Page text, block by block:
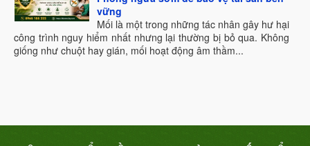
vững
Mối là một trong những tác nhân gây hư hại
công trình nguy hiểm nhất nhưng lại thường bị bỏ qua. Không
giống như chuột hay gián, mối hoạt động âm thầm...